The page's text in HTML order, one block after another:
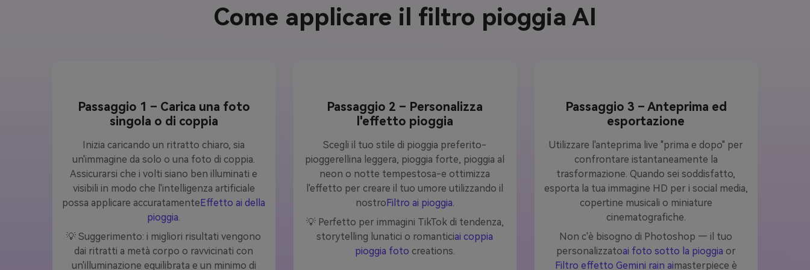
Come applicare il filtro pioggia AI
Passaggio 1 – Carica una foto
singola o di coppia
Inizia caricando un ritratto chiaro, sia
un'immagine da solo o una foto di coppia.
Assicurarsi che i volti siano ben illuminati e
visibili in modo che l'intelligenza artificiale
possa applicare accuratamenteEffetto ai della
pioggia
💡 Suggerimento: i migliori risultati vengono
dai ritratti a metà corpo o ravvicinati con
un'illuminazione equilibrata e un minimo di
Passaggio 2 – Personalizza
l'effetto pioggia
Scegli il tuo stile di pioggia preferito-
pioggerellina leggera, pioggia forte, pioggia al
neon o notte tempestosa-e ottimizza
l'effetto per creare il tuo umore utilizzando il
nostroFiltro ai pioggia
💡 Perfetto per immagini TikTok di tendenza,
storytelling lunatici o romanticiai coppia
pioggia foto creations.
Passaggio 3 – Anteprima ed
esportazione
Utilizzare l'anteprima live "prima e dopo" per
confrontare istantaneamente la
trasformazione. Quando sei soddisfatto,
esporta la tua immagine HD per i social media,
copertine musicali o miniature
cinematografiche.
Non c'è bisogno di Photoshop — il tuo
personalizzatoai foto sotto la pioggia or
Filtro effetto Gemini rain aimasterpiece è